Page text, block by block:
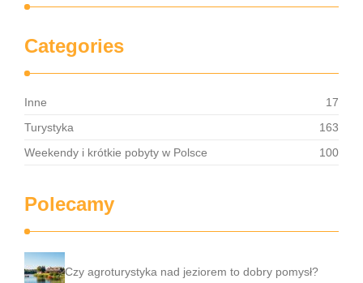
Categories
Inne
17
Turystyka
163
Weekendy i krótkie pobyty w Polsce
100
Polecamy
Czy agroturystyka nad jeziorem to dobry pomysł?